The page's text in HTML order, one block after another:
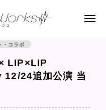
・コラボ
LIP×LIP
24追加公演 当